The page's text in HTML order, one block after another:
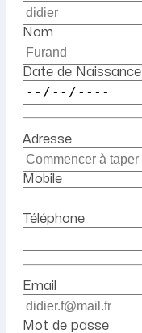
Nom
Date de Naissance
Adresse
Mobile
Téléphone
Email
Mot de passe